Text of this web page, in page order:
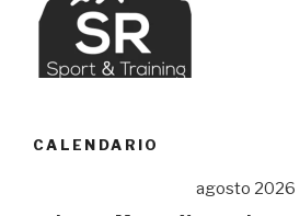
CALENDARIO
agosto 2026